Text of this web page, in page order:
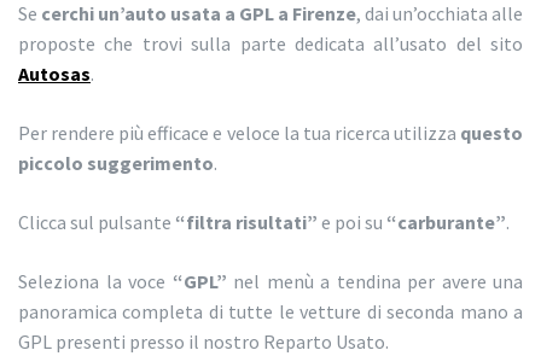
Se cerchi un’auto usata a GPL a Firenze, dai un’occhiata alle
proposte che trovi sulla parte dedicata all’usato del sito
Autosas.
Per rendere più efficace e veloce la tua ricerca utilizza questo
piccolo suggerimento.
Clicca sul pulsante “filtra risultati” e poi su “carburante”.
Seleziona la voce “GPL” nel menù a tendina per avere una
panoramica completa di tutte le vetture di seconda mano a
GPL presenti presso il nostro Reparto Usato.